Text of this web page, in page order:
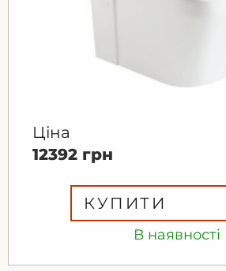
В наявності
Ціна
12392 грн
КУПИТИ